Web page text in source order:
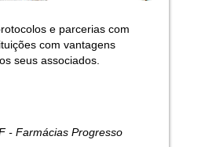
e parcerias com
com vantagens
seus associados.
- Farmácias Progresso